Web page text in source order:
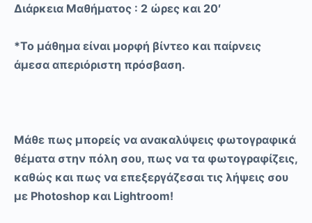
Διάρκεια Μαθήματος : 2 ώρες και 20′
*Το μάθημα είναι μορφή βίντεο και παίρνεις
άμεσα απεριόριστη πρόσβαση.
Μάθε πως μπορείς να ανακαλύψεις φωτογραφικά
θέματα στην πόλη σου, πως να τα φωτογραφίζεις,
καθώς και πως να επεξεργάζεσαι τις λήψεις σου
με Photoshop και Lightroom!